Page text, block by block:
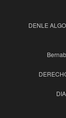
DENLE